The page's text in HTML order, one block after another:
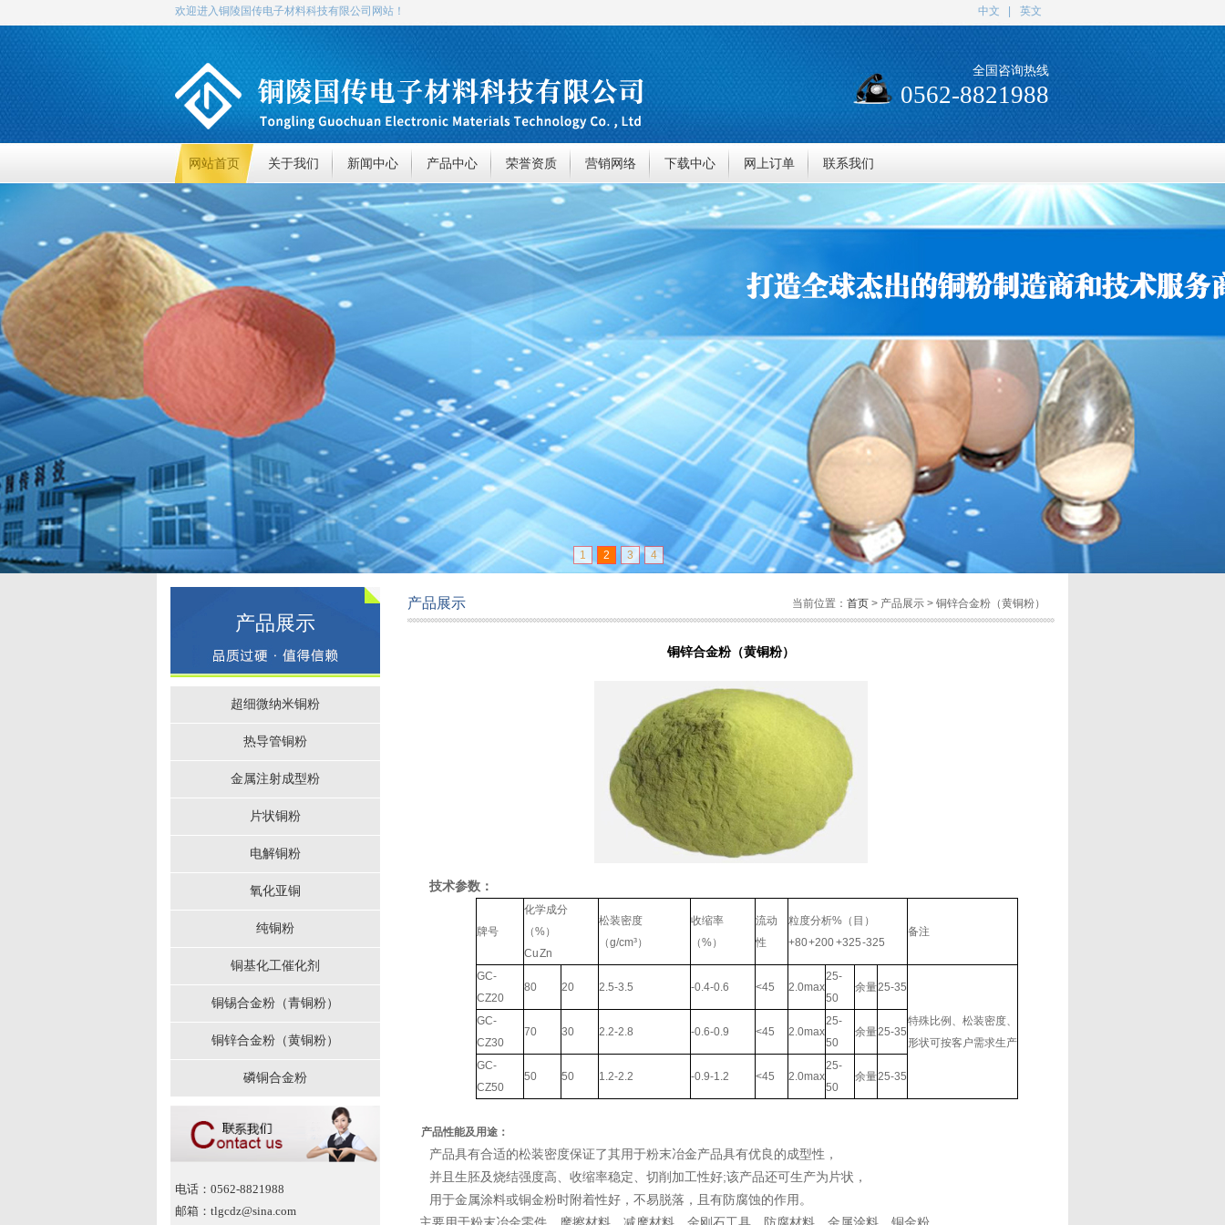
中文 英文
欢迎进入铜陵国传电子材料科技有限公司网站！
全国咨询热线
0562-8821988
网站首页 关于我们 新闻中心 产品中心 荣誉资质 营销网络 下载中心 网上订单 联系我们
1 2 3 4
产品展示
超细微纳米铜粉
热导管铜粉
金属注射成型粉
片状铜粉
电解铜粉
氧化亚铜
纯铜粉
铜基化工催化剂
铜锡合金粉（青铜粉）
铜锌合金粉（黄铜粉）
磷铜合金粉
电话：0562-8821988
邮箱：tlgcdz@sina.com
产品展示 当前位置： 首页 > 产品展示 > 铜锌合金粉（黄铜粉）
铜锌合金粉（黄铜粉）
技术参数：
牌号
化学成分
（%）
Cu Zn
松装密度
（g/cm³）
收缩率
（%）
流动
性
粒度分析%（目）
+80 +200 +325 -325
备注
GC-
CZ20
80 20 2.5-3.5 -0.4-0.6 <45 2.0max
25-
50
余量25-35
特殊比例、松装密度、
形状可按客户需求生产
GC-
CZ30
70 30 2.2-2.8 -0.6-0.9 <45 2.0max
25-
50
余量25-35
GC-
CZ50
50 50 1.2-2.2 -0.9-1.2 <45 2.0max
25-
50
余量25-35
产品性能及用途：
产品具有合适的松装密度保证了其用于粉末冶金产品具有优良的成型性，
并且生胚及烧结强度高、收缩率稳定、切削加工性好;该产品还可生产为片状，
用于金属涂料或铜金粉时附着性好，不易脱落，且有防腐蚀的作用。